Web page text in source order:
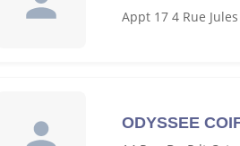
Appt 17 4 Rue
ODYSSEE